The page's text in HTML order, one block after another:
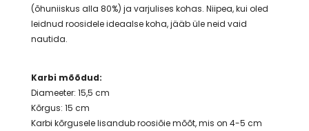
(õhuniiskus alla 80%) ja varjulises kohas. Niipea, kui oled
leidnud roosidele ideaalse koha, jääb üle neid vaid
nautida.
Karbi mõõdud:
Diameeter: 15,5 cm
Kõrgus: 15 cm
Karbi kõrgusele lisandub roosiõie mõõt, mis on 4-5 cm